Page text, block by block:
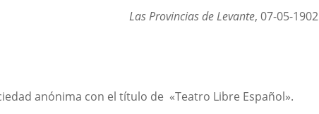
Las Provincias de Levante, 07-05-1902
anónima con el título de «Teatro Libre Español».